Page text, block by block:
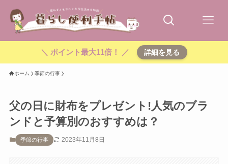
＼ ポイント最大11倍！ ／ 詳細を見る
ホーム 季節の行事
父の日に財布をプレゼント!人気のブラ
ンドと予算別のおすすめは？
季節の行事 2023年11月8日